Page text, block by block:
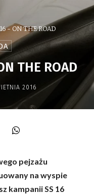
- ON THE ROAD
THE ROAD
2016
pejzażu
na wyspie
kampanii SS 16